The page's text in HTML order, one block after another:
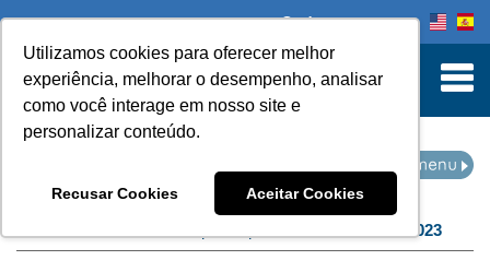
Utilizamos cookies para oferecer melhor
experiência, melhorar o desempenho, analisar
como você interage em nosso site e
personalizar conteúdo.
Recusar Cookies Aceitar Cookies
to Content
Onde comprar
fevereiro de 2023